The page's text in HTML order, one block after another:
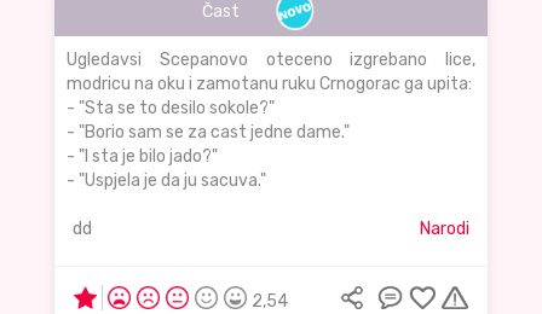
Čast
Ugledavsi Scepanovo oteceno izgrebano lice,
modricu na oku i zamotanu ruku Crnogorac ga upita:
- "Sta se to desilo sokole?"
- "Borio sam se za cast jedne dame."
- "I sta je bilo jado?"
- "Uspjela je da ju sacuva."
dd Narodi
2,54